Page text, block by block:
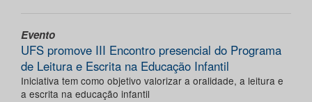
Evento
UFS promove III Encontro presencial do Programa
de Leitura e Escrita na Educação Infantil
Iniciativa tem como objetivo valorizar a oralidade, a leitura e
a escrita na educação infantil